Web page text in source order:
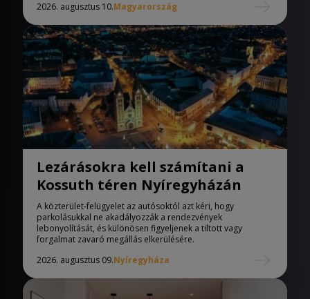
2026. augusztus 10.Magyarország
Lezárásokra kell számítani a
Kossuth téren Nyíregyházán
A közterület-felügyelet az autósoktól azt kéri, hogy
parkolásukkal ne akadályozzák a rendezvények
lebonyolítását, és különösen figyeljenek a tiltott vagy
forgalmat zavaró megállás elkerülésére.
2026. augusztus 09.Nyíregyháza